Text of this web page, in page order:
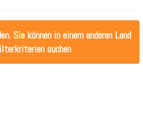
Sie können in einem anderen Land
suchen